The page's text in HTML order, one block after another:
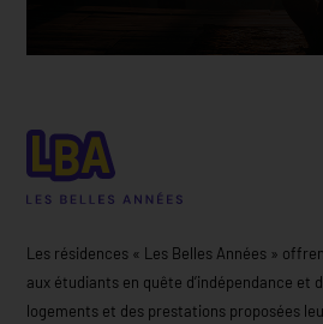
Les résidences « Les Belles Années »
aux étudiants en quête d’indépendance et
logements et des prestations proposées